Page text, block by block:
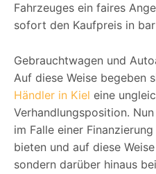
Fahrzeuges ein faires
sofort den Kaufpreis in
Gebrauchtwagen und
Auf diese Weise begeben
Händler in Kiel eine
Verhandlungsposition.
im Falle einer
bieten und auf diese
sondern darüber hinaus